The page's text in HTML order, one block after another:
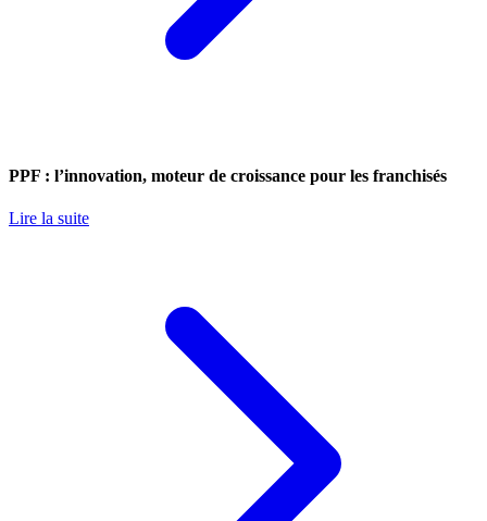
PPF : l’innovation, moteur de croissance pour les franchisés
Lire la suite